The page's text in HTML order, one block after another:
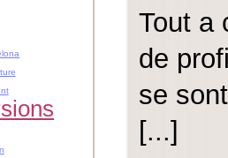
Tout a
de
se
[...]